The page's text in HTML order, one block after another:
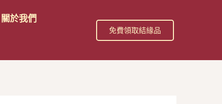
關於我們
免費領取結緣品